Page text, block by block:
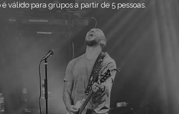
é válido para grupos a partir de 5 pessoas.